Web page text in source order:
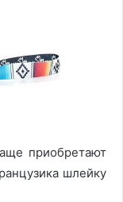
приобретают
шлейку